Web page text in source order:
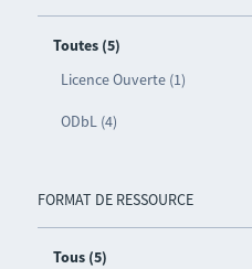
Toutes (5)
Licence Ouverte (1)
ODbL (4)
FORMAT DE RESSOURCE
Tous (5)